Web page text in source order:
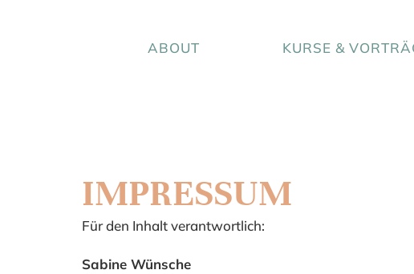
ABOUT KURSE &
IMPRESSUM
Für den Inhalt verantwortlich:
Sabine Wünsche